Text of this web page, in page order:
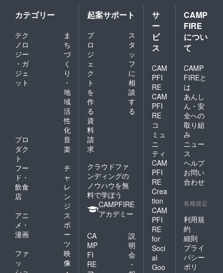
通費や
宿泊費
は別途
支援者
様負担
ますの
でご了
承くだ
さい。
入場、
お席を
確保さ
れたい
方は支
援者優
券をお
求めく
ださ
返金等
の対応
を取ら
せてい
ただき
ますの
でご了
さい）
※フェス
に参加
される
場合、
それに
関わる
移動交
通費や
宿泊費
は別途
支援者
様負担
となり
ますの
さい。
ンご購
入前に
必ずご
連絡を
いただ
きます
ようよ
カテゴリー
テク
ノロ
ジー
・ガ
ジェ
ット
ま
ち
づ
く
り
・
地
域
活
性
化
プロ
ダク
ト
音
楽
フー
ド・
飲食
店
チ
ャ
レ
ン
ジ
アニ
メ・
漫画
ス
ポ
ー
ツ
ファ
ッ
映
像
起案サポート
プ
ロ
ジ
ェ
ク
ト
を
作
る
ス
タ
ッ
フ
に
相
談
す
る
資
料
請
求
クラウドファ
ンディングの
ノウハウを無
料で学ぼう
CAMPFIRE
アカデミー
CA
MP
FI
RE
説
明
会
・
サ
ー
ビ
ス
CAM
PFI
RE
CAM
PFI
RE
コ
ミュ
ニ
ティ
CAM
PFI
RE
Crea
tion
CAM
PFI
RE
for
Soci
al
Goo
CAMP
FIRE
につい
て
CAMP
FIREと
は
あんし
ん・安
全への
取り組
み
ニュー
ス
ヘルプ
お問い
合わせ
各種規定
利用規
約
細則
プライ
バシー
ポリ